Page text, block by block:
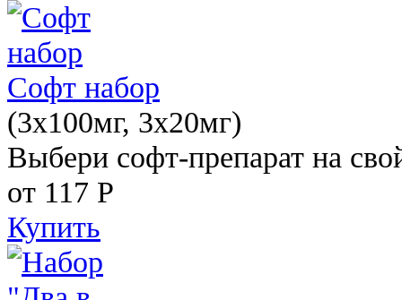
Софт набор
(3x100мг, 3x20мг)
Выбери софт-препарат на
от 117 Р
Купить